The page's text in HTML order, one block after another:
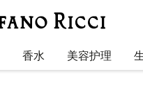
香水 美容护理